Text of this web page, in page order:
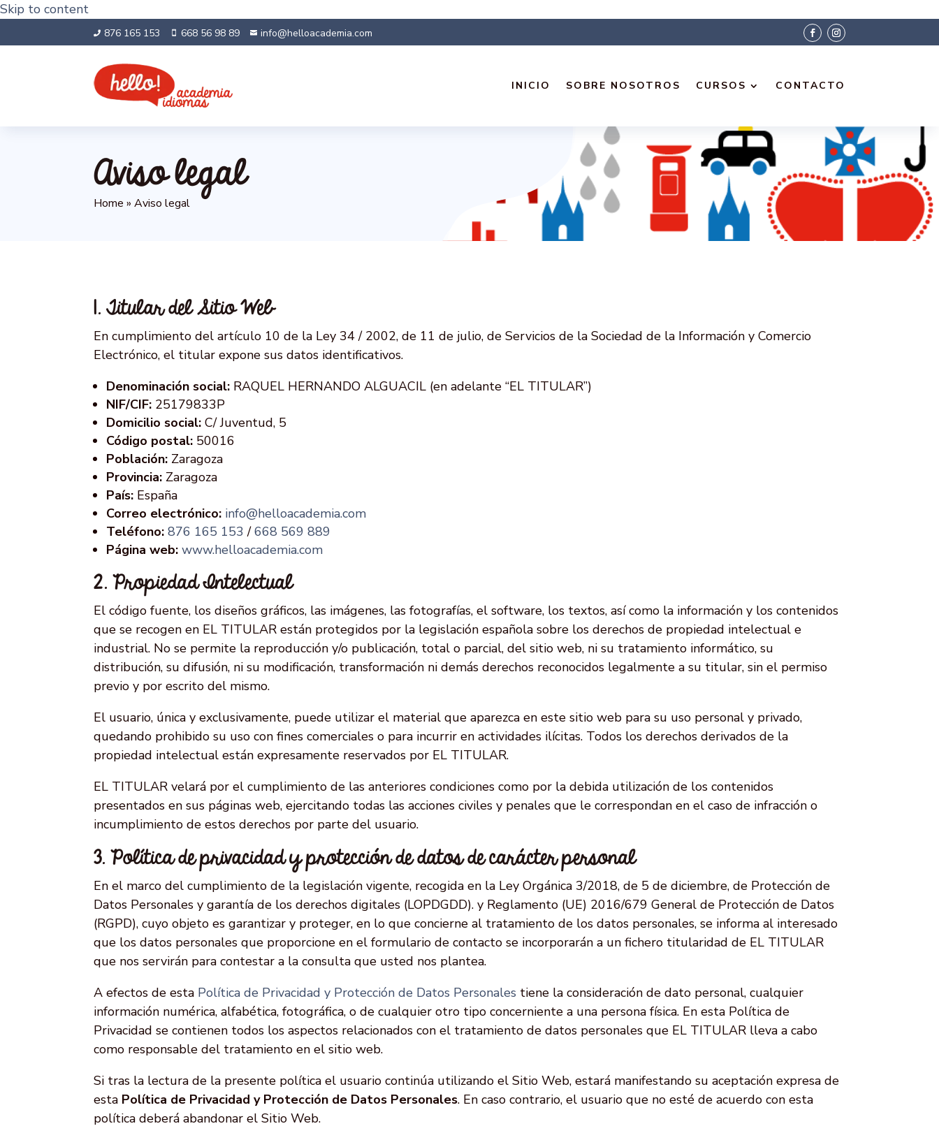
Skip to content
 876 165 153  668 56 98 89  info@helloacademia.com
INICIO SOBRE NOSOTROS CURSOS CONTACTO
Aviso legal
Home »Aviso legal
1. Titular del Sitio Web
En cumplimiento del artículo 10 de la Ley 34 / 2002, de 11 de julio, de Servicios de la Sociedad de la Información y Comercio
Electrónico, el titular expone sus datos identificativos.
Denominación social: RAQUEL HERNANDO ALGUACIL (en adelante “EL TITULAR”)
NIF/CIF: 25179833P
Domicilio social: C/ Juventud, 5
Código postal: 50016
Población: Zaragoza
Provincia: Zaragoza
País: España
Correo electrónico: info@helloacademia.com
Teléfono:876 165 153 /668 569 889
Página web: www.helloacademia.com
2. Propiedad Intelectual
El código fuente, los diseños gráficos, las imágenes, las fotografías, el software, los textos, así como la información y los contenidos
que se recogen en EL TITULAR están protegidos por la legislación española sobre los derechos de propiedad intelectual e
industrial. No se permite la reproducción y/o publicación, total o parcial, del sitio web, ni su tratamiento informático, su
distribución, su difusión, ni su modificación, transformación ni demás derechos reconocidos legalmente a su titular, sin el permiso
previo y por escrito del mismo.
El usuario, única y exclusivamente, puede utilizar el material que aparezca en este sitio web para su uso personal y privado,
quedando prohibido su uso con fines comerciales o para incurrir en actividades ilícitas. Todos los derechos derivados de la
propiedad intelectual están expresamente reservados por EL TITULAR.
EL TITULAR velará por el cumplimiento de las anteriores condiciones como por la debida utilización de los contenidos
presentados en sus páginas web, ejercitando todas las acciones civiles y penales que le correspondan en el caso de infracción o
incumplimiento de estos derechos por parte del usuario.
3. Política de privacidad y protección de datos de carácter personal
En el marco del cumplimiento de la legislación vigente, recogida en la Ley Orgánica 3/2018, de 5 de diciembre, de Protección de
Datos Personales y garantía de los derechos digitales (LOPDGDD). y Reglamento (UE) 2016/679 General de Protección de Datos
(RGPD), cuyo objeto es garantizar y proteger, en lo que concierne al tratamiento de los datos personales, se informa al interesado
que los datos personales que proporcione en el formulario de contacto se incorporarán a un fichero titularidad de EL TITULAR
que nos servirán para contestar a la consulta que usted nos plantea.
A efectos de esta Política de Privacidad y Protección de Datos Personales tiene la consideración de dato personal, cualquier
información numérica, alfabética, fotográfica, o de cualquier otro tipo concerniente a una persona física. En esta Política de
Privacidad se contienen todos los aspectos relacionados con el tratamiento de datos personales que EL TITULAR lleva a cabo
como responsable del tratamiento en el sitio web.
Si tras la lectura de la presente política el usuario continúa utilizando el Sitio Web, estará manifestando su aceptación expresa de
esta Política de Privacidad y Protección de Datos Personales. En caso contrario, el usuario que no esté de acuerdo con esta
política deberá abandonar el Sitio Web.